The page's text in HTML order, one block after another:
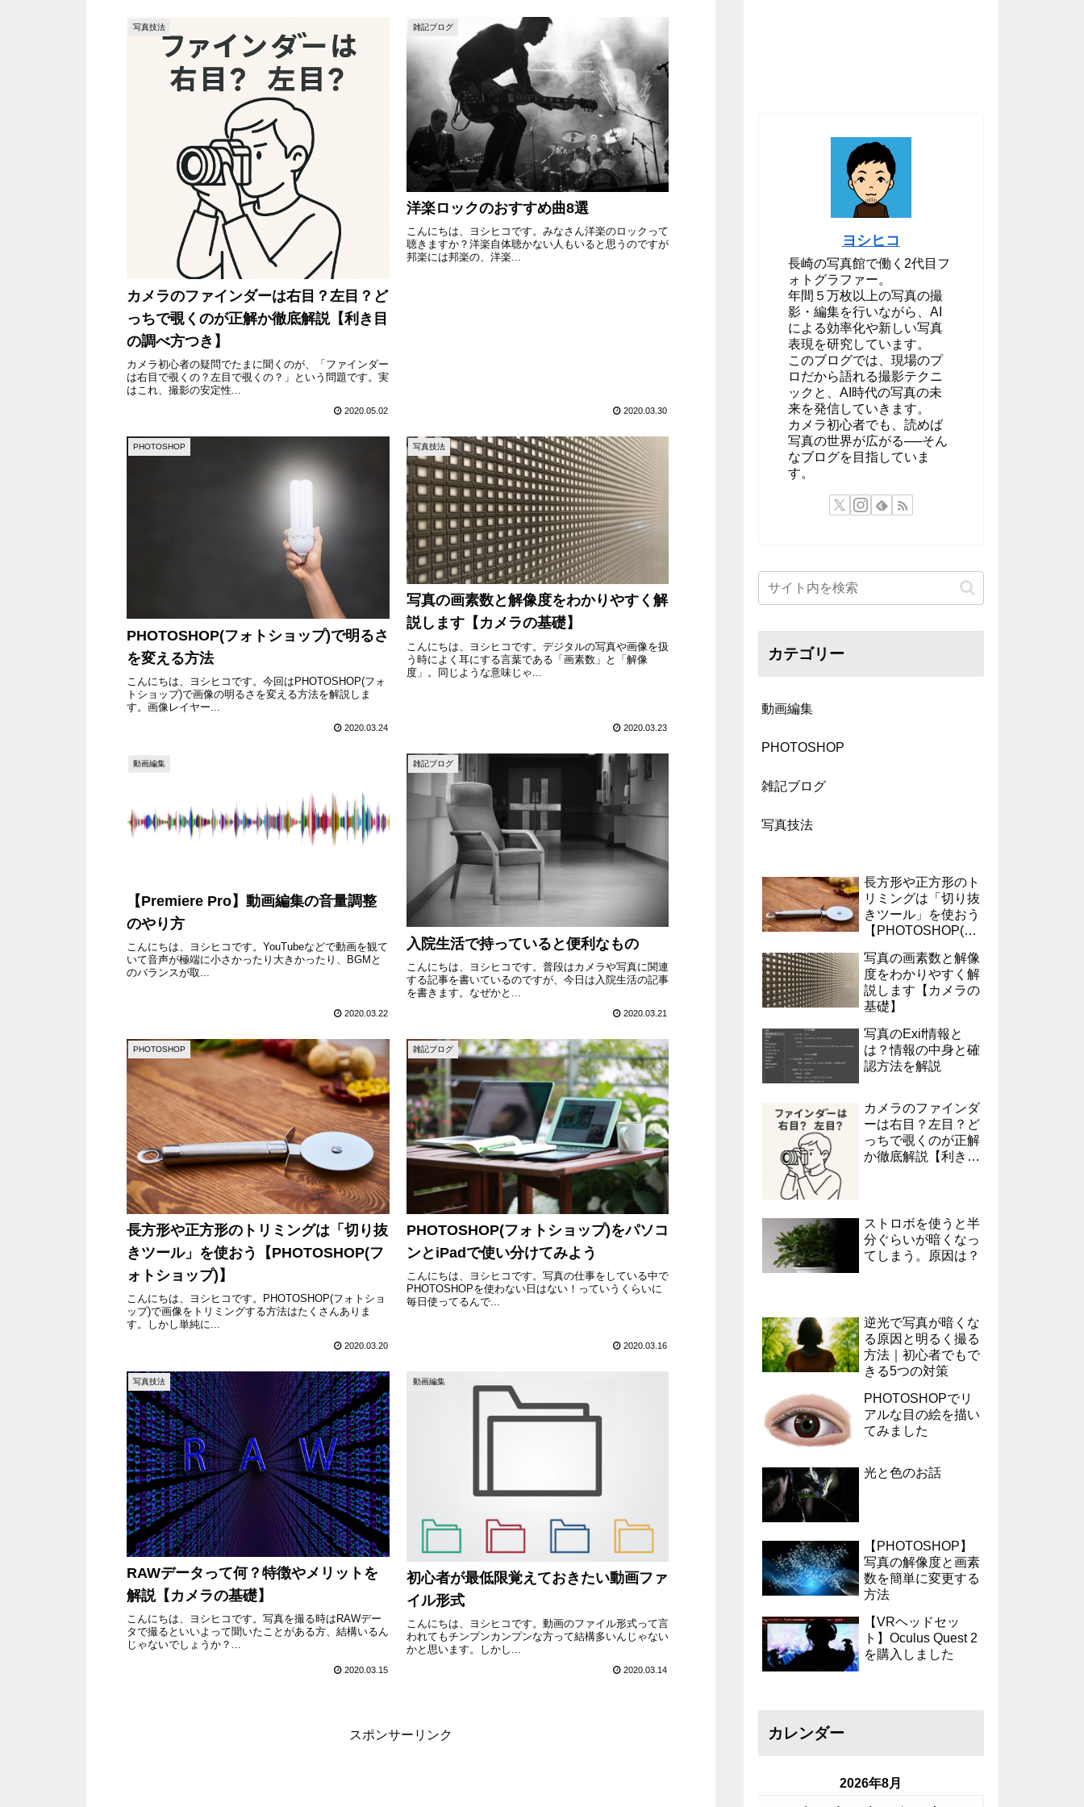
写真技法
カメラのファインダーは右目？左目？ど
っちで覗くのが正解か徹底解説【利き目
の調べ方つき】
カメラ初心者の疑問でたまに聞くのが、「ファインダー
は右目で覗くの？左目で覗くの？」という問題です。実
はこれ、撮影の安定性...
2020.05.02
雑記ブログ
洋楽ロックのおすすめ曲8選
こんにちは、ヨシヒコです。みなさん洋楽のロックって
聴きますか？洋楽自体聴かない人もいると思うのですが
邦楽には邦楽の、洋楽...
2020.03.30
PHOTOSHOP
PHOTOSHOP(フォトショップ)で明るさ
を変える方法
こんにちは、ヨシヒコです。今回はPHOTOSHOP(フォ
トショップ)で画像の明るさを変える方法を解説しま
す。画像レイヤー...
2020.03.24
写真技法
写真の画素数と解像度をわかりやすく解
説します【カメラの基礎】
こんにちは、ヨシヒコです。デジタルの写真や画像を扱
う時によく耳にする言葉である「画素数」と「解像
度」。同じような意味じゃ...
2020.03.23
動画編集
【Premiere Pro】動画編集の音量調整
のやり方
こんにちは、ヨシヒコです。YouTubeなどで動画を観て
いて音声が極端に小さかったり大きかったり、BGMと
のバランスが取...
2020.03.22
雑記ブログ
入院生活で持っていると便利なもの
こんにちは、ヨシヒコです。普段はカメラや写真に関連
する記事を書いているのですが、今日は入院生活の記事
を書きます。なぜかと...
2020.03.21
PHOTOSHOP
長方形や正方形のトリミングは「切り抜
きツール」を使おう【PHOTOSHOP(フ
ォトショップ)】
こんにちは、ヨシヒコです。PHOTOSHOP(フォトショ
ップ)で画像をトリミングする方法はたくさんありま
す。しかし単純に...
2020.03.20
雑記ブログ
PHOTOSHOP(フォトショップ)をパソコ
ンとiPadで使い分けてみよう
こんにちは、ヨシヒコです。写真の仕事をしている中で
PHOTOSHOPを使わない日はない！っていうくらいに
毎日使ってるんで...
2020.03.16
写真技法
RAWデータって何？特徴やメリットを
解説【カメラの基礎】
こんにちは、ヨシヒコです。写真を撮る時はRAWデー
タで撮るといいよって聞いたことがある方、結構いるん
じゃないでしょうか？...
2020.03.15
動画編集
初心者が最低限覚えておきたい動画ファ
イル形式
こんにちは、ヨシヒコです。動画のファイル形式って言
われてもチンプンカンプンな方って結構多いんじゃない
かと思います。しかし...
2020.03.14
スポンサーリンク
ヨシヒコ
長崎の写真館で働く2代目フ
ォトグラファー。
年間５万枚以上の写真の撮
影・編集を行いながら、AI
による効率化や新しい写真
表現を研究しています。
このブログでは、現場のプ
ロだから語れる撮影テクニ
ックと、AI時代の写真の未
来を発信していきます。
カメラ初心者でも、読めば
写真の世界が広がる──そん
なブログを目指していま
す。
カテゴリー
動画編集
PHOTOSHOP
雑記ブログ
写真技法
長方形や正方形のト
リミングは「切り抜
きツール」を使おう
【PHOTOSHOP(フ
写真の画素数と解像
度をわかりやすく解
説します【カメラの
基礎】
写真のExif情報と
は？情報の中身と確
認方法を解説
カメラのファインダ
ーは右目？左目？ど
っちで覗くのが正解
か徹底解説【利き目
ストロボを使うと半
分ぐらいが暗くなっ
てしまう。原因は？
逆光で写真が暗くな
る原因と明るく撮る
方法｜初心者でもで
きる5つの対策
PHOTOSHOPでリ
アルな目の絵を描い
てみました
光と色のお話
【PHOTOSHOP】
写真の解像度と画素
数を簡単に変更する
方法
【VRヘッドセッ
ト】Oculus Quest 2
を購入しました
カレンダー
2026年8月